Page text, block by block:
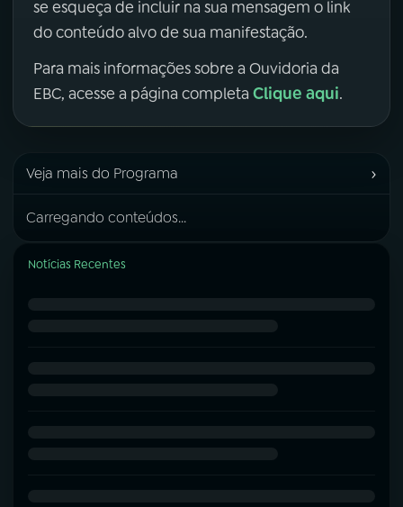
se esqueça de incluir na sua mensagem o link
do conteúdo alvo de sua manifestação.
Para mais informações sobre a Ouvidoria da
EBC, acesse a página completa Clique aqui.
Veja mais do Programa ›
Carregando conteúdos...
Notícias Recentes